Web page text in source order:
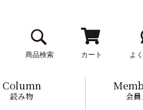
商品検索 カート よ
Column
読み物 会